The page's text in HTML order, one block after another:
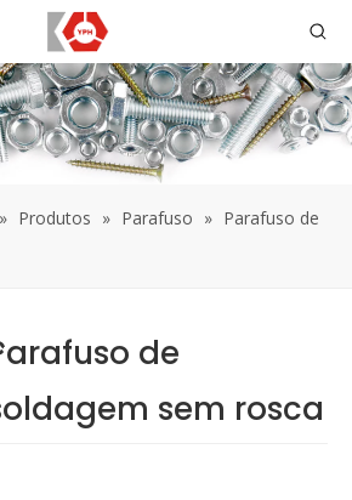
» Produtos » Parafuso » Parafuso de
de
sem rosca